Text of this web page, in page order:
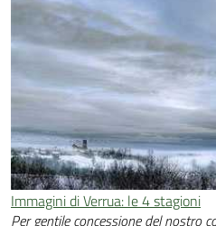
Immagini di Verrua: le 4 stagioni
Per gentile concessione del nostro